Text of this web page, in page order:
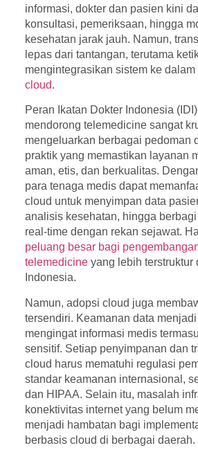
informasi, dokter dan pasien kini
konsultasi, pemeriksaan, hingga
kesehatan jarak jauh. Namun,
lepas dari tantangan, terutama
mengintegrasikan sistem ke dalam
cloud.
Peran Ikatan Dokter Indonesia (IDI)
mendorong telemedicine sangat
mengeluarkan berbagai pedoman
praktik yang memastikan layanan
aman, etis, dan berkualitas.
para tenaga medis dapat
cloud untuk menyimpan data
analisis kesehatan, hingga
real-time dengan rekan sejawat.
peluang besar bagi
telemedicineyang lebih terstruktur
Indonesia.
Namun, adopsi cloud juga
tersendiri. Keamanan data
mengingat informasi medis
sensitif. Setiap penyimpanan dan
cloud harus mematuhi regulasi
standar keamanan internasional,
dan HIPAA. Selain itu, masalah
konektivitas internet yang belum
menjadi hambatan bagi
berbasis cloud di berbagai daerah.